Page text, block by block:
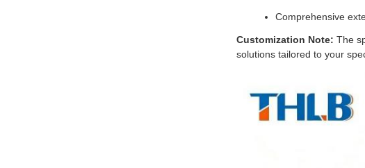
Comprehensive
Customization Note: The
solutions tailored to your